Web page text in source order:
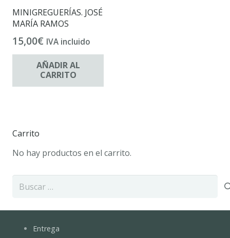
MINIGREGUERÍAS. JOSÉ
MARÍA RAMOS
15,00€ IVA incluido
AÑADIR AL
CARRITO
Carrito
No hay productos en el carrito.
Entrega